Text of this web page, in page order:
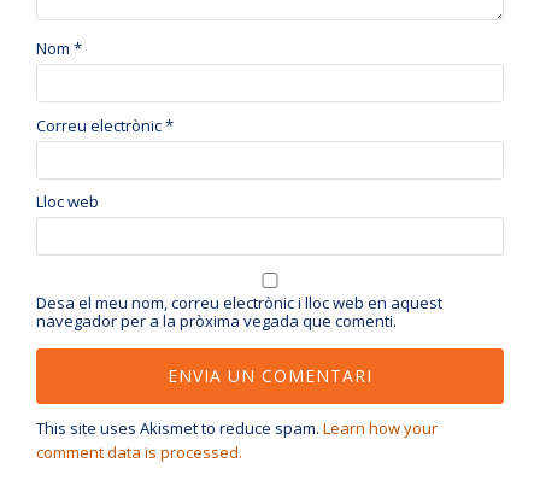
Nom *
Correu electrònic*
Lloc web
Desa el meu nom, correu electrònic i lloc web en aquest
navegador per a la pròxima vegada que comenti.
This site uses Akismet to reduce spam. Learn how your
comment data is processed.